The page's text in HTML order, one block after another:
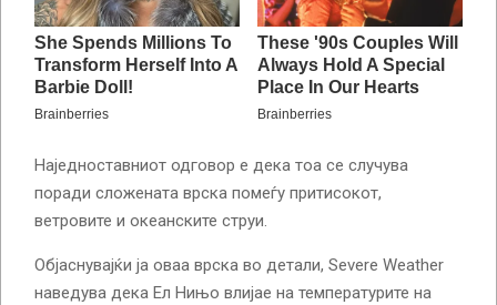
Наједноставниот одговор е дека тоа се случува
поради сложената врска помеѓу притисокот,
ветровите и океанските струи.
Објаснувајќи ја оваа врска во детали, Severe Weather
наведува дека Ел Нињо влијае на температурите на